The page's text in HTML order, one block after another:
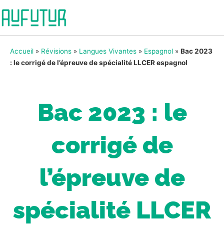
Accueil » Révisions » Langues Vivantes » Espagnol » Bac 2023
: le corrigé de l’épreuve de spécialité LLCER espagnol
Bac 2023 : le
corrigé de
l’épreuve de
spécialité LLCER